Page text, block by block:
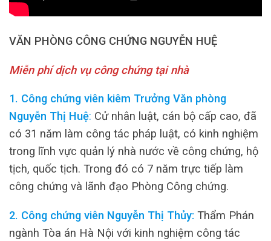
VĂN PHÒNG CÔNG CHỨNG NGUYỄN HUỆ
Miễn phí dịch vụ công chứng tại nhà
1. Công chứng viên kiêm Trưởng Văn phòng
Nguyễn Thị Huệ: Cử nhân luật, cán bộ cấp cao, đã
có 31 năm làm công tác pháp luật, có kinh nghiệm
trong lĩnh vực quản lý nhà nước về công chứng, hộ
tịch, quốc tịch. Trong đó có 7 năm trực tiếp làm
công chứng và lãnh đạo Phòng Công chứng.
2. Công chứng viên Nguyễn Thị Thủy: Thẩm Phán
ngành Tòa án Hà Nội với kinh nghiệm công tác